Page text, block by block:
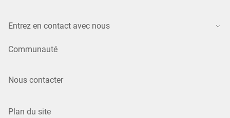
Entrez en contact avec nous
Communauté
Nous contacter
Plan du site